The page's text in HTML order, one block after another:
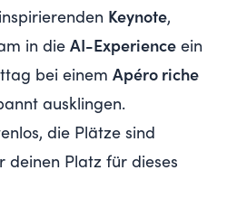
Keynote,
in die AI-Experience ein
bei einem Apéro riche
ausklingen.
die Plätze sind
deinen Platz für dieses